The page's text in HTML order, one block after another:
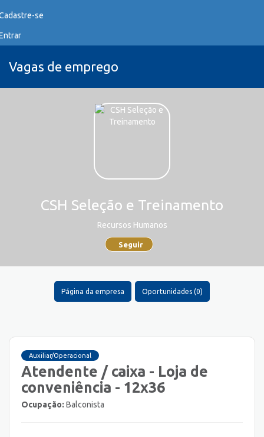
se
Vagas de emprego
CSH Seleção e Treinamento
Recursos Humanos
Seguir
Página da empresa Oportunidades (0)
Auxiliar/Operacional
Atendente / caixa - Loja de
conveniência - 12x36
Ocupação: Balconista